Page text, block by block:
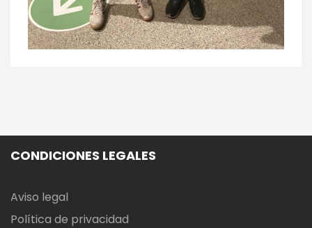
CONDICIONES LEGALES
Aviso legal
Política de privacidad